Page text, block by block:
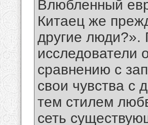
Влюбленный
Китаец же
другие люди?».
исследователи
сравнению с
свои чувства с
тем стилем
сеть